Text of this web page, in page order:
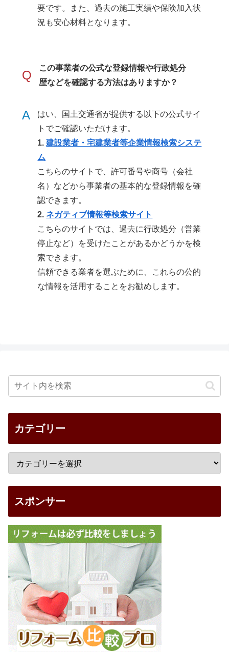
要です。また、過去の施工実績や保険加入状
況も安心材料となります。
Q
この事業者の公式な登録情報や行政処分
歴などを確認する方法はありますか？
A
はい、国土交通省が提供する以下の公式サイ
トでご確認いただけます。
1.建設業者・宅建業者等企業情報検索システ
ム
こちらのサイトで、許可番号や商号（会社
名）などから事業者の基本的な登録情報を確
認できます。
2.ネガティブ情報等検索サイト
こちらのサイトでは、過去に行政処分（営業
停止など）を受けたことがあるかどうかを検
索できます。
信頼できる業者を選ぶために、これらの公的
な情報を活用することをお勧めします。
カテゴリー
スポンサー